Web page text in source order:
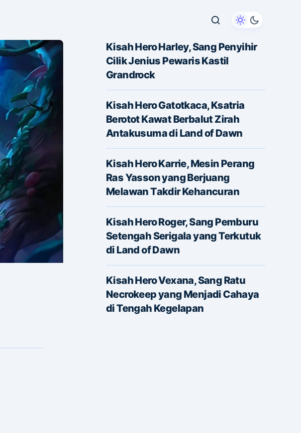
Kisah Hero Harley, Sang Penyihir
Cilik Jenius Pewaris Kastil
Grandrock
Kisah Hero Gatotkaca, Ksatria
Berotot Kawat Berbalut Zirah
Antakusuma di Land of Dawn
Kisah Hero Karrie, Mesin Perang
Ras Yasson yang Berjuang
Melawan Takdir Kehancuran
Kisah Hero Roger, Sang Pemburu
Setengah Serigala yang Terkutuk
di Land of Dawn
Kisah Hero Vexana, Sang Ratu
Necrokeep yang Menjadi Cahaya
di Tengah Kegelapan